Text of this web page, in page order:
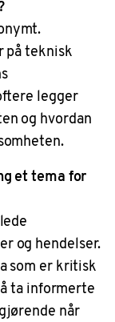
på teknisk
legger
og hvordan
et tema for
og hendelser.
som er kritisk
ta informerte
når